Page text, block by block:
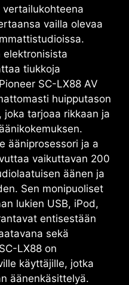
vailla olevaa
elektronisista
tiukkoja
Pioneer SC-LX88 AV
huipputason
joka tarjoaa rikkaan ja
ääniprosessori ja a
vaikuttavan 200
äänen ja
Sen monipuoliset
lukien USB, iPod,
entisestään
sekä
SC-LX88 on
käyttäjille, jotka
äänenkäsittelyä.